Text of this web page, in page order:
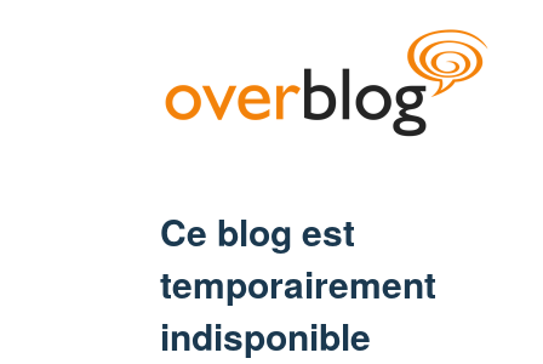
Ce blog est
temporairement
indisponible